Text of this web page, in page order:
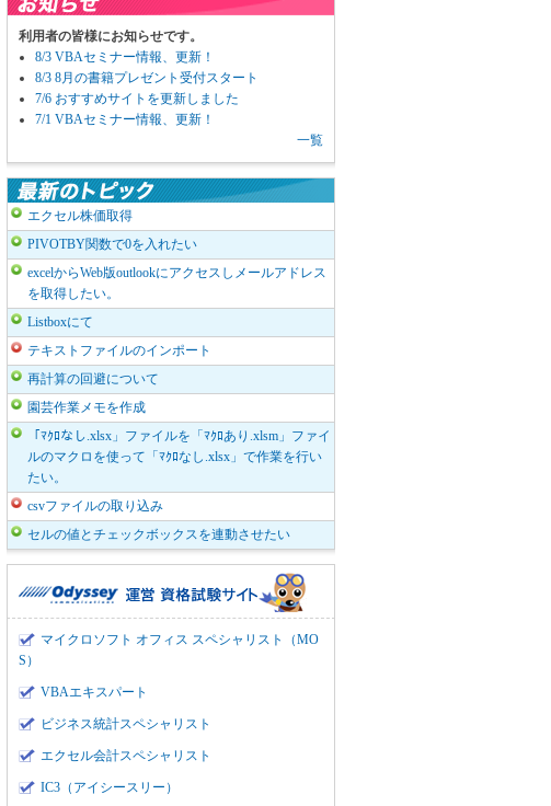
利用者の皆様にお知らせです。
8/3 VBAセミナー情報、更新！
8/3 8月の書籍プレゼント受付スタート
7/6 おすすめサイトを更新しました
7/1 VBAセミナー情報、更新！
一覧
エクセル株価取得
PIVOTBY関数で0を入れたい
excelからWeb版outlookにアクセスしメールアドレス
を取得したい。
Listboxにて
テキストファイルのインポート
再計算の回避について
園芸作業メモを作成
「ﾏｸﾛなし.xlsx」ファイルを「ﾏｸﾛあり.xlsm」ファイ
ルのマクロを使って「ﾏｸﾛなし.xlsx」で作業を行い
たい。
csvファイルの取り込み
セルの値とチェックボックスを連動させたい
マイクロソフト オフィス スペシャリスト（MO
S）
VBAエキスパート
ビジネス統計スペシャリスト
エクセル会計スペシャリスト
IC3（アイシースリー）